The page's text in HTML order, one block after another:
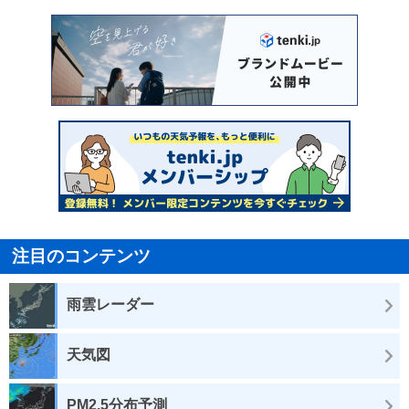
注目のコンテンツ
雨雲レーダー
天気図
PM2.5分布予測